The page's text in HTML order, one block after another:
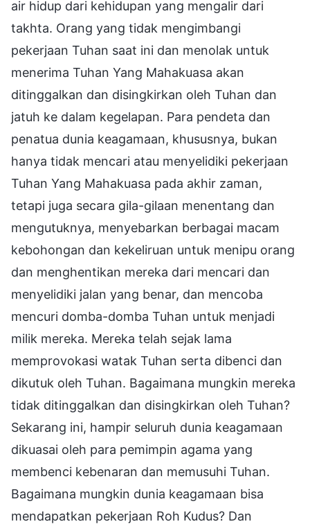
air hidup dari kehidupan yang mengalir dari
takhta. Orang yang tidak mengimbangi
pekerjaan Tuhan saat ini dan menolak untuk
menerima Tuhan Yang Mahakuasa akan
ditinggalkan dan disingkirkan oleh Tuhan dan
jatuh ke dalam kegelapan. Para pendeta dan
penatua dunia keagamaan, khususnya, bukan
hanya tidak mencari atau menyelidiki pekerjaan
Tuhan Yang Mahakuasa pada akhir zaman,
tetapi juga secara gila-gilaan menentang dan
mengutuknya, menyebarkan berbagai macam
kebohongan dan kekeliruan untuk menipu orang
dan menghentikan mereka dari mencari dan
menyelidiki jalan yang benar, dan mencoba
mencuri domba-domba Tuhan untuk menjadi
milik mereka. Mereka telah sejak lama
memprovokasi watak Tuhan serta dibenci dan
dikutuk oleh Tuhan. Bagaimana mungkin mereka
tidak ditinggalkan dan disingkirkan oleh Tuhan?
Sekarang ini, hampir seluruh dunia keagamaan
dikuasai oleh para pemimpin agama yang
membenci kebenaran dan memusuhi Tuhan.
Bagaimana mungkin dunia keagamaan bisa
mendapatkan pekerjaan Roh Kudus? Dan